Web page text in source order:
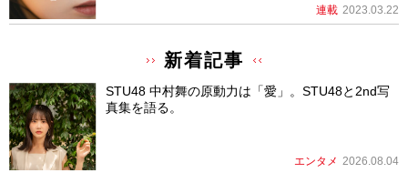
連載 2023.03.22
新着記事
STU48 中村舞の原動力は「愛」。STU48と2nd写
真集を語る。
エンタメ 2026.08.04